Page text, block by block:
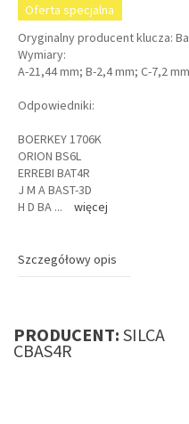
Oferta specjalna
Oryginalny producent klucza:
Wymiary:
A-21,44 mm; B-2,4 mm; C-7,2
Odpowiedniki:
BOERKEY 1706K
ORION BS6L
ERREBI BAT4R
J M A BAST-3D
H D BA ... więcej
Szczegółowy opis
PRODUCENT: SILCA
CBAS4R